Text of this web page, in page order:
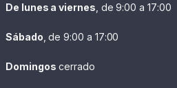
De lunes a viernes , de 9:00 a 17:00
Sábado , de 9:00 a 17:00
Domingos cerrado